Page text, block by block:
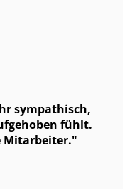
sympathisch,
fühlt.
Mitarbeiter.